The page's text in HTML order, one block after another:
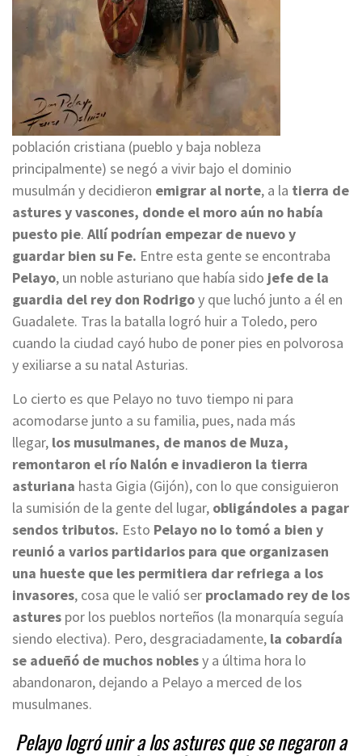
población cristiana (pueblo y baja nobleza
principalmente) se negó a vivir bajo el dominio
musulmán y decidieron emigrar al norte, a la tierra de
astures y vascones, donde el moro aún no había
puesto pie. Allí podrían empezar de nuevo y
guardar bien su Fe. Entre esta gente se encontraba
Pelayo, un noble asturiano que había sido jefe de la
guardia del rey don Rodrigoy que luchó junto a él en
Guadalete. Tras la batalla logró huir a Toledo, pero
cuando la ciudad cayó hubo de poner pies en polvorosa
y exiliarse a su natal Asturias.
Lo cierto es que Pelayo no tuvo tiempo ni para
acomodarse junto a su familia, pues, nada más
llegar, los musulmanes, de manos de Muza,
remontaron el río Nalón e invadieron la tierra
asturiana hasta Gigia (Gijón), con lo que consiguieron
la sumisión de la gente del lugar, obligándoles a pagar
sendos tributos. Esto Pelayo no lo tomó a bien y
reunió a varios partidarios para que organizasen
una hueste que les permitiera dar refriega a los
invasores, cosa que le valió ser proclamado rey de los
astures por los pueblos norteños (la monarquía seguía
siendo electiva). Pero, desgraciadamente, la cobardía
se adueñó de muchos noblesy a última hora lo
abandonaron, dejando a Pelayo a merced de los
musulmanes.
Pelayo logró unir a los astures que se negaron a